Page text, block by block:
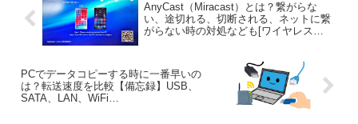
AnyCast（Miracast）とは？繋がらな
い、途切れる、切断される、ネットに繋
がらない時の対処なども[ワイヤレス
PCでデータコピーする時に一番早いの
は？転送速度を比較【備忘録】USB、
SATA、LAN、WiFi…